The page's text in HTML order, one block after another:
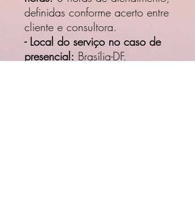
definidas conforme acerto entre
cliente e consultora.
- Local do serviço no caso de
presencial: Brasília-DF.